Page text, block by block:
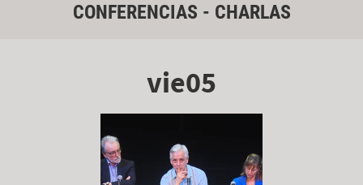
CONFERENCIAS - CHARLAS
vie05